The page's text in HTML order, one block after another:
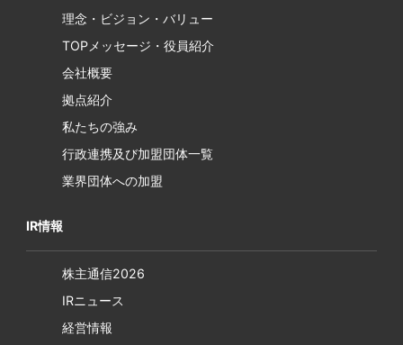
理念・ビジョン・バリュー
TOPメッセージ・役員紹介
会社概要
拠点紹介
私たちの強み
行政連携及び加盟団体一覧
業界団体への加盟
IR情報
株主通信2026
IRニュース
経営情報